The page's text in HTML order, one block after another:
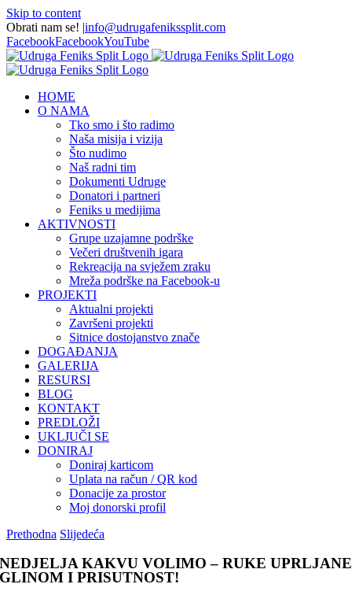
Skip to content
Obrati nam se! |info@udrugafenikssplit.com
FacebookFacebookYouTube
HOME
O NAMA
Tko smo i što radimo
Naša misija i vizija
Što nudimo
Naš radni tim
Dokumenti Udruge
Donatori i partneri
Feniks u medijima
AKTIVNOSTI
Grupe uzajamne podrške
Večeri društvenih igara
Rekreacija na svježem zraku
Mreža podrške na Facebook-u
PROJEKTI
Aktualni projekti
Završeni projekti
Sitnice dostojanstvo znače
DOGAĐANJA
GALERIJA
RESURSI
BLOG
KONTAKT
PREDLOŽI
UKLJUČI SE
DONIRAJ
Doniraj karticom
Uplata na račun / QR kod
Donacije za prostor
Moj donorski profil
Prethodna Slijedeća
NEDJELJA KAKVU VOLIMO – RUKE UPRLJANE
GLINOM I PRISUTNOST!